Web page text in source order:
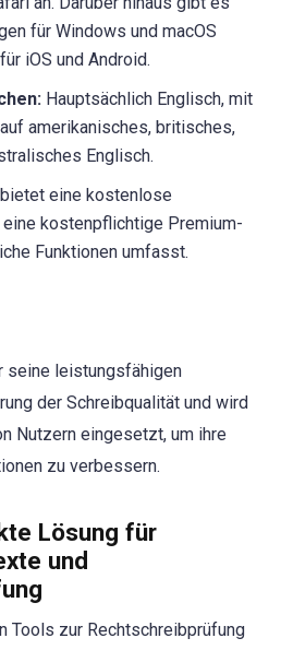
für Windows und macOS
iOS und Android.
Hauptsächlich Englisch, mit
amerikanisches, britisches,
Englisch.
eine kostenlose
kostenpflichtige Premium-
Funktionen umfasst.
seine leistungsfähigen
der Schreibqualität und wird
Nutzern eingesetzt, um ihre
zu verbessern.
Lösung für
und
Tools zur Rechtschreibprüfung